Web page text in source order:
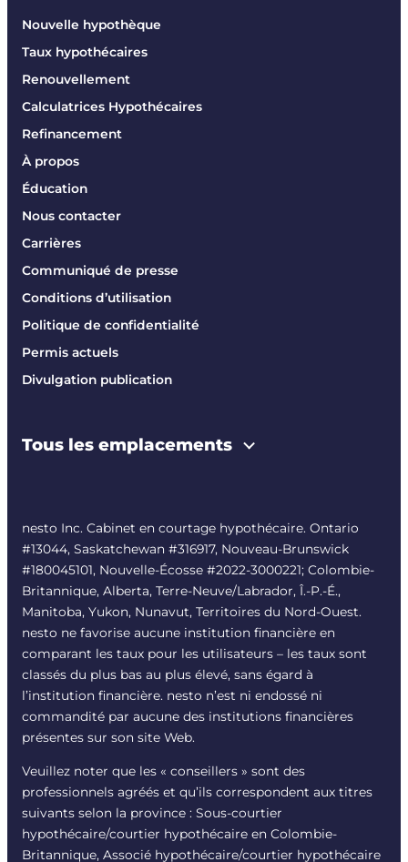
Nouvelle hypothèque
Taux hypothécaires
Renouvellement
Calculatrices Hypothécaires
Refinancement
À propos
Éducation
Nous contacter
Carrières
Communiqué de presse
Conditions d’utilisation
Politique de confidentialité
Permis actuels
Divulgation publication
Tous les emplacements
nesto Inc. Cabinet en courtage hypothécaire. Ontario
#13044, Saskatchewan #316917, Nouveau-Brunswick
#180045101, Nouvelle-Écosse #2022-3000221; Colombie-
Britannique, Alberta, Terre-Neuve/Labrador, Î.-P.-É.,
Manitoba, Yukon, Nunavut, Territoires du Nord-Ouest.
nesto ne favorise aucune institution financière en
comparant les taux pour les utilisateurs – les taux sont
classés du plus bas au plus élevé, sans égard à
l’institution financière. nesto n’est ni endossé ni
commandité par aucune des institutions financières
présentes sur son site Web.
Veuillez noter que les « conseillers » sont des
professionnels agréés et qu’ils correspondent aux titres
suivants selon la province : Sous-courtier
hypothécaire/courtier hypothécaire en Colombie-
Britannique, Associé hypothécaire/courtier hypothécaire